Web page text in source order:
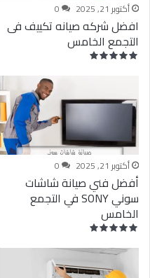
أكتوبر 21, 2025 0
افضل شركه صيانه تكييف فى
التجمع الخامس
أكتوبر 21, 2025 0
أفضل فني صيانة شاشات
سوني SONY في التجمع
الخامس